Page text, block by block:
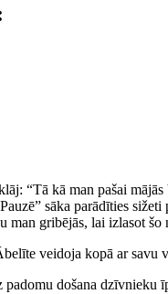
“Tā kā man pašai
sāka parādīties
gribējās, lai izlasot
veidoja kopā ar savu
došana